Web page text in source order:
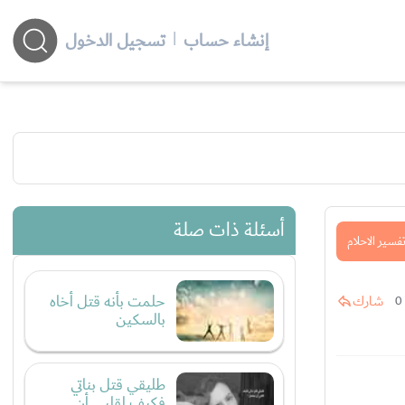
إنشاء حساب | تسجيل الدخول
تفسير الاحلام
0 شارك
أسئلة ذات صلة
حلمت بأنه قتل أخاه
بالسكين
طليقي قتل بناتي